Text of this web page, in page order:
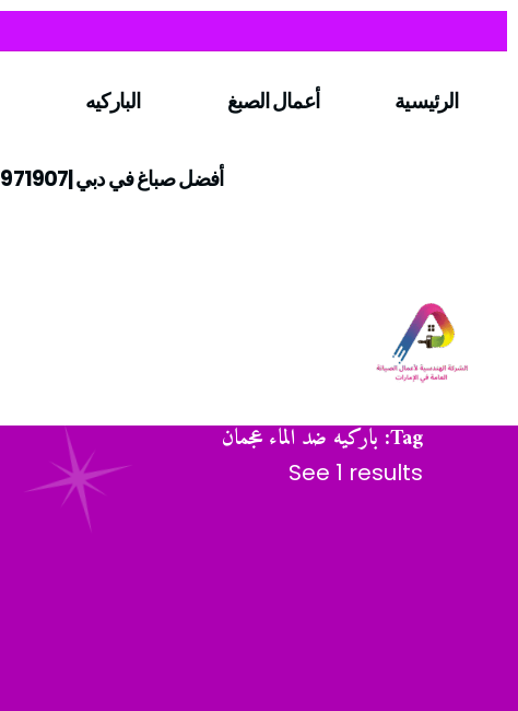
الرئيسية أعمال الصبغ الباركيه
أفضل صباغ في دبي |0547971907
Tag: باركيه ضد الماء عجمان
See 1 results